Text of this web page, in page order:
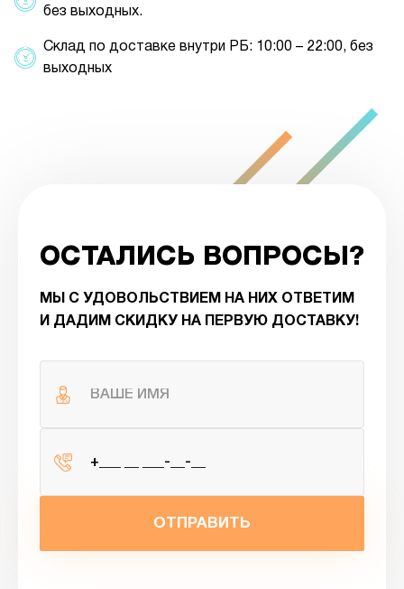
без выходных.
Склад по доставке внутри РБ: 10:00 – 22:00, без
выходных
ОСТАЛИСЬ ВОПРОСЫ?
МЫ С УДОВОЛЬСТВИЕМ НА НИХ ОТВЕТИМ
И ДАДИМ СКИДКУ НА ПЕРВУЮ ДОСТАВКУ!
ОТПРАВИТЬ